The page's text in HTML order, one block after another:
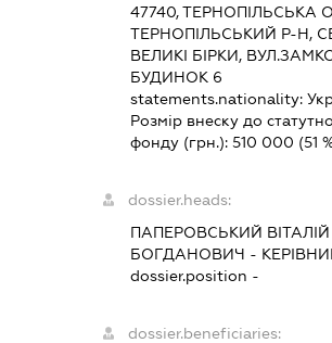
47740, ТЕРНОПІЛЬСЬКА
ТЕРНОПІЛЬСЬКИЙ Р-Н,
ВЕЛИКІ БІРКИ,
БУДИНОК 6
statements.nationality:
Розмір внеску до
фонду (грн.): 510 000 (51
dossier.heads:
ПАПЕРОВСЬКИЙ ВІТАЛІЙ
БОГДАНОВИЧ -
dossier.position -
dossier.beneficiaries: